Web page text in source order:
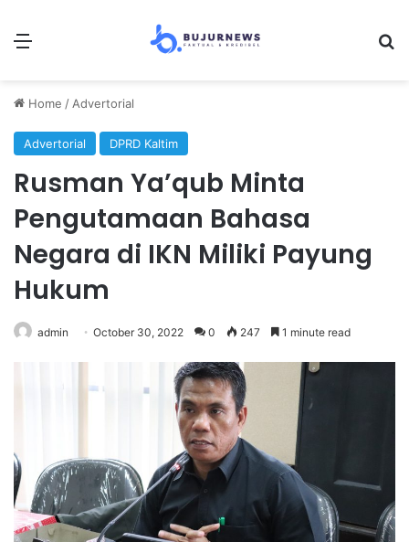
Home / Advertorial
Advertorial DPRD Kaltim
Rusman Ya’qub Minta
Pengutamaan Bahasa
Negara di IKN Miliki Payung
Hukum
admin October 30, 2022 0 247 1 minute read